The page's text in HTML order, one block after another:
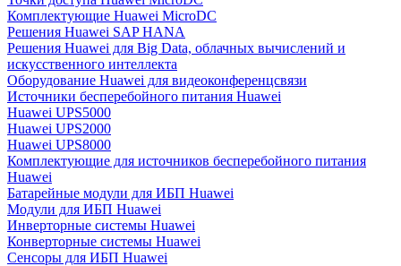
Комплектующие Huawei MicroDC
Решения Huawei SAP HANA
Решения Huawei для Big Data, облачных вычислений и
искусственного интеллекта
Оборудование Huawei для видеоконференцсвязи
Источники бесперебойного питания Huawei
Huawei UPS5000
Huawei UPS2000
Huawei UPS8000
Комплектующие для источников бесперебойного питания
Huawei
Батарейные модули для ИБП Huawei
Модули для ИБП Huawei
Инверторные системы Huawei
Конверторные системы Huawei
Сенсоры для ИБП Huawei